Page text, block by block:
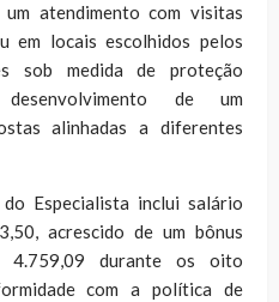
atendimento com visitas
em locais escolhidos pelos
sob medida de proteção
de um
alinhadas a diferentes
Especialista inclui salário
acrescido de um bônus
4.759,09 durante os oito
com a política de